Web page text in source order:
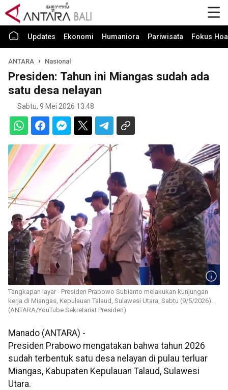
Updates Ekonomi Humaniora Pariwisata Fokus
ANTARA Nasional
Presiden: Tahun ini Miangas sudah ada
satu desa nelayan
Sabtu, 9 Mei 2026 13:48
Tangkapan layar - Presiden Prabowo Subianto melakukan kunjungan
kerja di Miangas, Kepulauan Talaud, Sulawesi Utara, Sabtu (9/5/2026).
(ANTARA/YouTube Sekretariat Presiden)
Manado (ANTARA) -
Presiden Prabowo mengatakan bahwa tahun 2026
sudah terbentuk satu desa nelayan di pulau terluar
Miangas, Kabupaten Kepulauan Talaud, Sulawesi
Utara.